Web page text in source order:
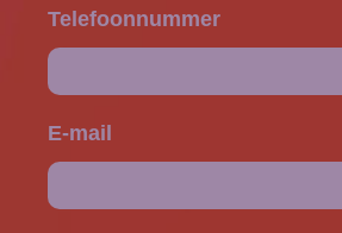
Telefoonnummer
E-mail